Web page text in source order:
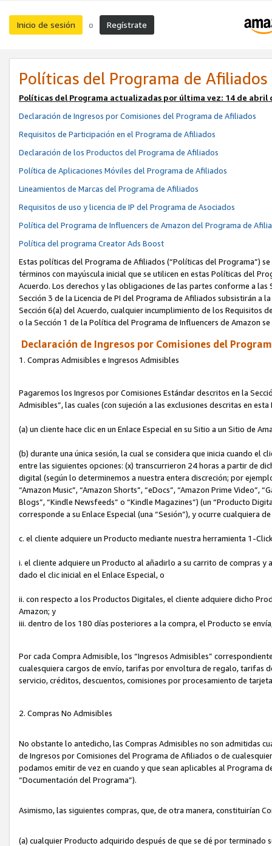
Inicio de sesión o Regístrate
Políticas del Programa de Afiliados
Políticas del Programa actualizadas por última vez: 14 de abril
Declaración de Ingresos por Comisiones del Programa de Afiliados
Requisitos de Participación en el Programa de Afiliados
Declaración de los Productos del Programa de Afiliados
Política de Aplicaciones Móviles del Programa de Afiliados
Lineamientos de Marcas del Programa de Afiliados
Requisitos de uso y licencia de IP del Programa de Asociados
Política del Programa de Influencers de Amazon del Programa de
Política del programa Creator Ads Boost
Estas políticas del Programa de Afiliados (“Políticas del Programa”)
términos con mayúscula inicial que se utilicen en estas Políticas del
Acuerdo. Los derechos y las obligaciones de las partes conforme a
Sección 3 de la Licencia de PI del Programa de Afiliados subsistirán
Sección 6(a) del Acuerdo, cualquier incumplimiento de los Requisitos
o la Sección 1 de la Política del Programa de Influencers de Amazon
Declaración de Ingresos por Comisiones del
1. Compras Admisibles e Ingresos Admisibles
Pagaremos los Ingresos por Comisiones Estándar descritos en la
Admisibles”, las cuales (con sujeción a las exclusiones descritas en
(a) un cliente hace clic en un Enlace Especial en su Sitio a un Sitio de
(b) durante una única sesión, la cual se considera que inicia cuando el
entre las siguientes opciones: (x) transcurrieron 24 horas a partir de
digital (según lo determinemos a nuestra entera discreción; por
“Amazon Music”, “Amazon Shorts”, “eDocs”, “Amazon Prime Video”,
Blogs”, “Kindle Newsfeeds” o “Kindle Magazines”) (un “Producto
corresponde a su Enlace Especial (una “Sesión”), y ocurre cualquiera
c. el cliente adquiere un Producto mediante nuestra herramienta 1-
i. el cliente adquiere un Producto al añadirlo a su carrito de compras
dado el clic inicial en el Enlace Especial, o
ii. con respecto a los Productos Digitales, el cliente adquiere dicho
Amazon; y
iii. dentro de los 180 días posteriores a la compra, el Producto se
Por cada Compra Admisible, los “Ingresos Admisibles”
cualesquiera cargos de envío, tarifas por envoltura de regalo, tarifas
servicio, créditos, descuentos, comisiones por procesamiento de
2. Compras No Admisibles
No obstante lo antedicho, las Compras Admisibles no son admitidas
de Ingresos por Comisiones del Programa de Afiliados o de
podamos emitir de vez en cuando y que sean aplicables al Programa
“Documentación del Programa”).
Asimismo, las siguientes compras, que, de otra manera, constituirían
(a) cualquier Producto adquirido después de que se dé por terminado